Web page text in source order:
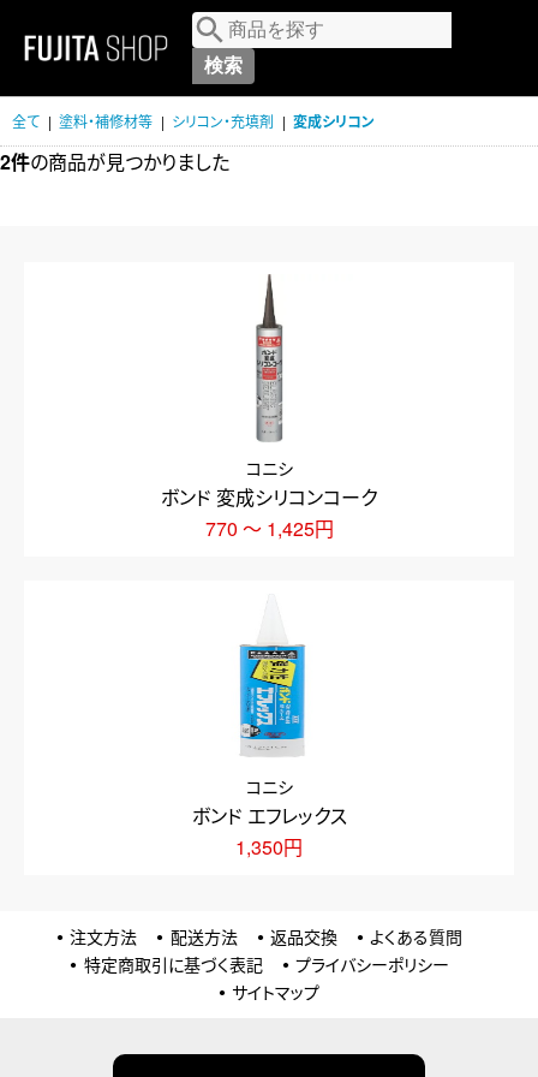
MENU
全て | 塗料・補修材等 | シリコン・充填剤 | 変成シリコン
2件の商品が見つかりました
ボンド 変成シリコンコーク
コニシ
770 ～ 1,425円
ボンド エフレックス
コニシ
1,350円
注文方法 配送方法 返品交換
よくある質問
特定商取引に基づく表記
プライバシーポリシー
サイトマップ